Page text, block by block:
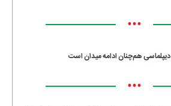
•••
دیپلماسی هم‌چنان ادامه میدان است
•••